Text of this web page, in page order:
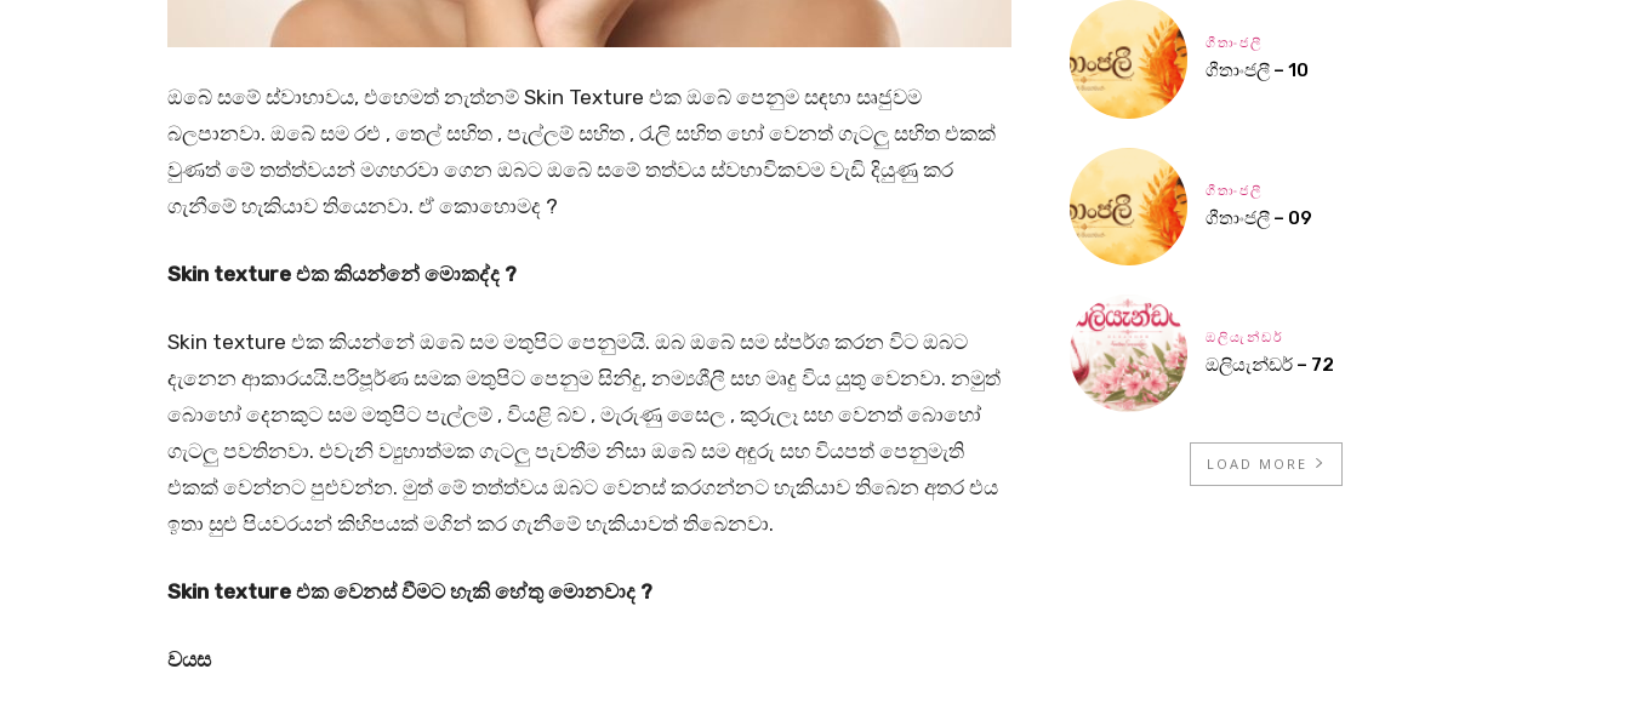
ඔබේ සමේ ස්වාභාවය, එහෙමත් නැත්නම් Skin Texture එක ඔබේ පෙනුම සඳහා සෘජුවම
බලපානවා. ඔබේ සම රළු , තෙල් සහිත , පැල්ලම් සහිත , රැලි සහිත හෝ වෙනත් ගැටලු සහිත එකක්
වුණත් මේ තත්ත්වයන් මගහරවා ගෙන ඔබට ඔබේ සමේ තත්වය ස්වභාවිකවම වැඩි දියුණු කර
ගැනීමේ හැකියාව තියෙනවා. ඒ කොහොමද ?
Skin texture එක කියන්නේ මොකද්ද ?
Skin texture එක කියන්නේ ඔබේ සම මතුපිට පෙනුමයි. ඔබ ඔබේ සම ස්පර්ශ කරන විට ඔබට
දැනෙන ආකාරයයි.පරිපූර්ණ සමක මතුපිට පෙනුම සිනිදු, නම්‍යශීලී සහ මෘදු විය යුතු වෙනවා. නමුත්
බොහෝ දෙනකුට සම මතුපිට පැල්ලම් , වියළි බව , මැරුණු සෛල , කුරුලෑ සහ වෙනත් බොහෝ
ගැටලු පවතිනවා. එවැනි ව්‍යුහාත්මක ගැටලු පැවතීම නිසා ඔබේ සම අඳුරු සහ වියපත් පෙනුමැති
එකක් වෙන්නට පුළුවන්න. මුත් මේ තත්ත්වය ඔබට වෙනස් කරගන්නට හැකියාව තිබෙන අතර එය
ඉතා සුළු පියවරයන් කිහිපයක් මගින් කර ගැනීමේ හැකියාවත් තිබෙනවා.
Skin texture එක වෙනස් වීමට හැකි හේතු මොනවාද ?
වයස
ගීතාංජලී
ගීතාංජලී – 10
ගීතාංජලී
ගීතාංජලී – 09
ඔලියැන්ඩර්
ඔලියැන්ඩර් – 72
LOAD MORE